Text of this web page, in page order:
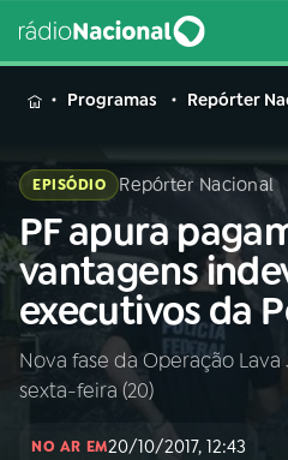
MENU
Buscar
na
Rádio
Nacional
Buscar
AO
INÍCIO
Programas Repórter
EPISÓDIO Repórter Nacional
PF apura
vantagens
executivos da
Nova fase da Operação
sexta-feira (20)
NO AR EM20/10/2017, 12:43